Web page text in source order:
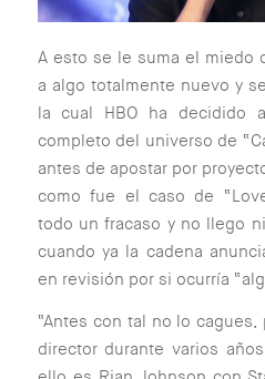
A esto se le suma el miedo
a algo totalmente nuevo y
la cual HBO ha decidido
completo del universo de
antes de apostar por
como fue el caso de
todo un fracaso y no llego
cuando ya la cadena
en revisión por si ocurría
“Antes con tal no lo
director durante varios